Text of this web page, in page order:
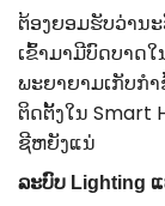
ຕ້ອງຍອມຮັບວ່ານ
ເຂົ້າມາມີບົດບາດ
ພະຍາຍາມ​ເກັບ​ກ
ຕິດ​ຕັ້ງ​ໃນ Smart
ຊີ​ຫຍັງແນ່
ລະບົບ Lighting